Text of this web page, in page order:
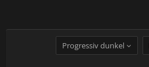
Progressiv dunkel